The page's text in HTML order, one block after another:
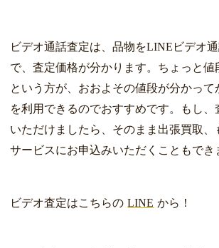
ビデオ通話査定は、品物をLINEビデオ
で、査定価格が分かります。ちょっと値
という方が、おおよその値段が分かって
を利用できるのでおすすめです。もし
いただけましたら、そのまま出張買取、
サービスにお申込みいただくこともでき
ビデオ査定はこちらの LINE から！